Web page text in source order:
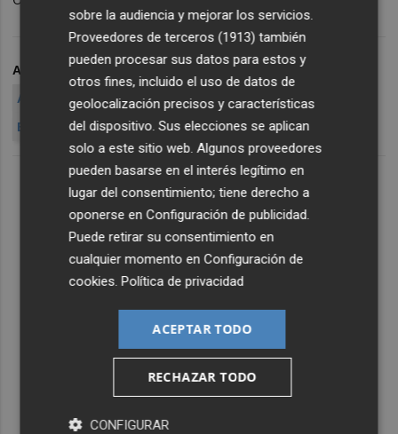
ARCHIVADO EN FABRA
CORRUPCION
ASOCIACIÓN
ULTRA
MANOS LIMPIAS
ENRIQUE SORIANO
ENRIQUE SORIANO TAPI
sobre la audiencia y mejorar los servicios.
Proveedores de terceros (1913) también
pueden procesar sus datos para estos y
otros fines, incluido el uso de datos de
geolocalización precisos y características
del dispositivo. Sus elecciones se aplican
solo a este sitio web. Algunos proveedores
pueden basarse en el interés legítimo en
lugar del consentimiento; tiene derecho a
oponerse enConfiguración de publicidad
Puede retirar su consentimiento en
cualquier momento enConfiguración de
cookies .Política de privacidad
ACEPTAR TODO
RECHAZAR TODO
CONFIGURAR